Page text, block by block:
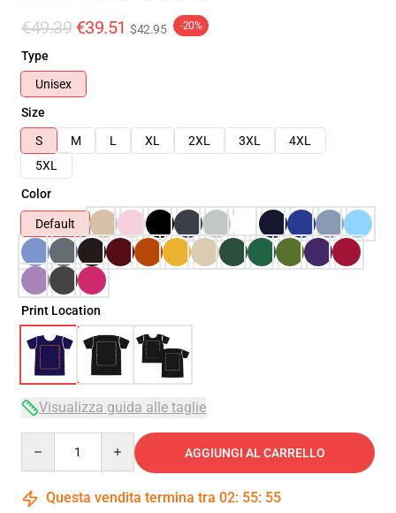
€49.39 €39.51 $42.95 -20%
Type
Unisex
Size
S
M L XL 2XL 3XL
4XL
5XL
Color
Default
Print Location
Visualizza guida alle taglie
AGGIUNGI AL CARRELLO
Questa vendita termina tra 02: 55: 54